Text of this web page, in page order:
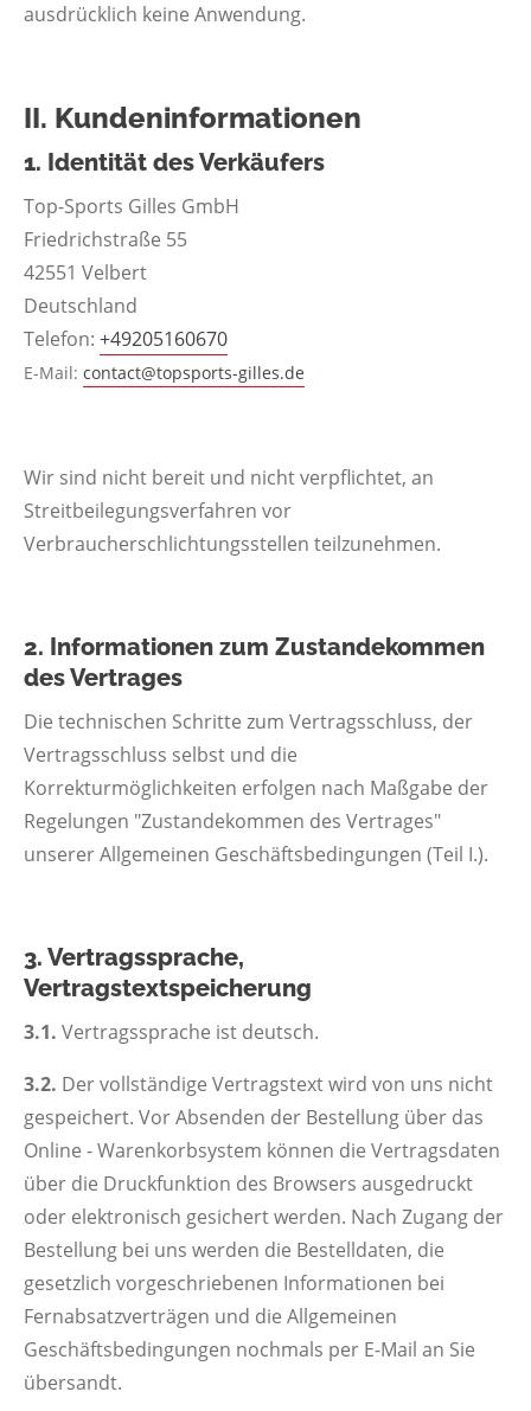
ausdrücklich keine Anwendung.
II. Kundeninformationen
1. Identität des Verkäufers
Top-Sports Gilles GmbH
Friedrichstraße 55
42551 Velbert
Deutschland
Telefon: +49205160670
E-Mail: contact@topsports-gilles.de
Wir sind nicht bereit und nicht verpflichtet, an
Streitbeilegungsverfahren vor
Verbraucherschlichtungsstellen teilzunehmen.
2. Informationen zum Zustandekommen
des Vertrages
Die technischen Schritte zum Vertragsschluss, der
Vertragsschluss selbst und die
Korrekturmöglichkeiten erfolgen nach Maßgabe der
Regelungen "Zustandekommen des Vertrages"
unserer Allgemeinen Geschäftsbedingungen (Teil I.).
3. Vertragssprache,
Vertragstextspeicherung
3.1. Vertragssprache ist deutsch.
3.2. Der vollständige Vertragstext wird von uns nicht
gespeichert. Vor Absenden der Bestellung über das
Online - Warenkorbsystem können die Vertragsdaten
über die Druckfunktion des Browsers ausgedruckt
oder elektronisch gesichert werden. Nach Zugang der
Bestellung bei uns werden die Bestelldaten, die
gesetzlich vorgeschriebenen Informationen bei
Fernabsatzverträgen und die Allgemeinen
Geschäftsbedingungen nochmals per E-Mail an Sie
übersandt.